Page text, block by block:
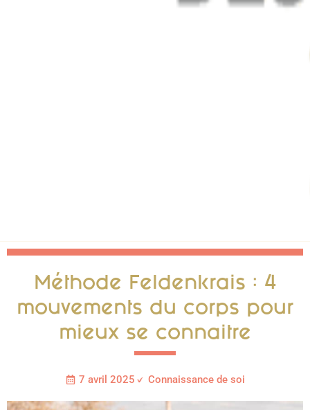
Méthode Feldenkrais : 4
mouvements du corps pour
mieux se connaitre
7 avril 2025 Connaissance de soi